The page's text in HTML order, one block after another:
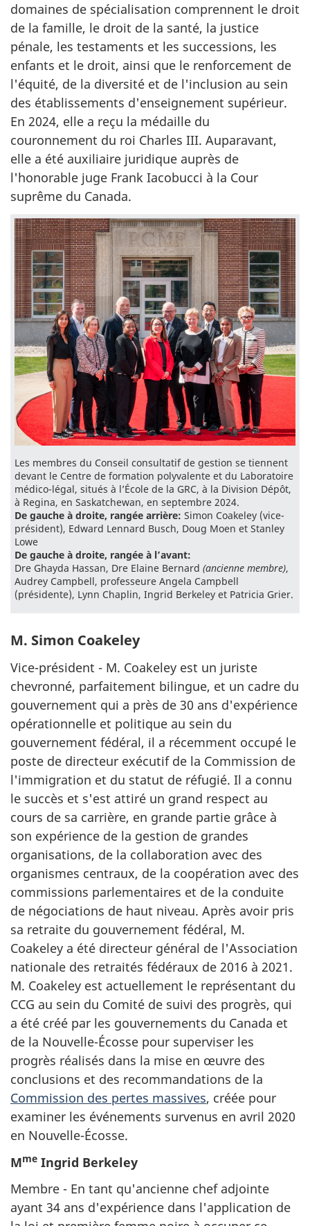
domaines de spécialisation comprennent le droit
de la famille, le droit de la santé, la justice
pénale, les testaments et les successions, les
enfants et le droit, ainsi que le renforcement de
l'équité, de la diversité et de l'inclusion au sein
des établissements d'enseignement supérieur.
En 2024, elle a reçu la médaille du
couronnement du roi Charles III. Auparavant,
elle a été auxiliaire juridique auprès de
l'honorable juge Frank Iacobucci à la Cour
suprême du Canada.
Les membres du Conseil consultatif de gestion se tiennent
devant le Centre de formation polyvalente et du Laboratoire
médico-légal, situés à l’École de la GRC, à la Division Dépôt,
à Regina, en Saskatchewan, en septembre 2024.
De gauche à droite, rangée arrière: Simon Coakeley (vice-
président), Edward Lennard Busch, Doug Moen et Stanley
Lowe
De gauche à droite, rangée à l’avant:
Dre Ghayda Hassan, Dre Elaine Bernard (ancienne membre),
Audrey Campbell, professeure Angela Campbell
(présidente), Lynn Chaplin, Ingrid Berkeley et Patricia Grier.
M. Simon Coakeley
Vice-président - M. Coakeley est un juriste
chevronné, parfaitement bilingue, et un cadre du
gouvernement qui a près de 30 ans d'expérience
opérationnelle et politique au sein du
gouvernement fédéral, il a récemment occupé le
poste de directeur exécutif de la Commission de
l'immigration et du statut de réfugié. Il a connu
le succès et s'est attiré un grand respect au
cours de sa carrière, en grande partie grâce à
son expérience de la gestion de grandes
organisations, de la collaboration avec des
organismes centraux, de la coopération avec des
commissions parlementaires et de la conduite
de négociations de haut niveau. Après avoir pris
sa retraite du gouvernement fédéral, M.
Coakeley a été directeur général de l'Association
nationale des retraités fédéraux de 2016 à 2021.
M. Coakeley est actuellement le représentant du
CCG au sein du Comité de suivi des progrès, qui
a été créé par les gouvernements du Canada et
de la Nouvelle-Écosse pour superviser les
progrès réalisés dans la mise en œuvre des
conclusions et des recommandations de la
Commission des pertes massives, créée pour
examiner les événements survenus en avril 2020
en Nouvelle-Écosse.
Mme Ingrid Berkeley
Membre - En tant qu'ancienne chef adjointe
ayant 34 ans d'expérience dans l'application de